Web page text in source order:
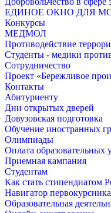
ЕДИНОЕ ОКНО ДЛЯ
Конкурсы
МЕДМОЛ
Противодействие
Студенты - медики
Сотрудничество
Проект «Бережливое
Контакты
Абитуриенту
Дни открытых дверей
Довузовская подготовка
Обучение иностранных
Олимпиады
Оплата образовательных
Приемная кампания
Студентам
Как стать стипендиатом
Навигатор первокурсника
Образовательная